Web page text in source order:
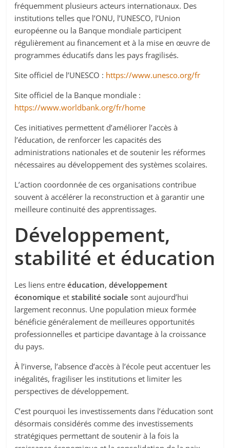
fréquemment plusieurs acteurs internationaux. Des
institutions telles que l’ONU, l’UNESCO, l’Union
européenne ou la Banque mondiale participent
régulièrement au financement et à la mise en œuvre de
programmes éducatifs dans les pays fragilisés.
Site officiel de l’UNESCO : https://www.unesco.org/fr
Site officiel de la Banque mondiale :
https://www.worldbank.org/fr/home
Ces initiatives permettent d’améliorer l’accès à
l’éducation, de renforcer les capacités des
administrations nationales et de soutenir les réformes
nécessaires au développement des systèmes scolaires.
L’action coordonnée de ces organisations contribue
souvent à accélérer la reconstruction et à garantir une
meilleure continuité des apprentissages.
Développement,
stabilité et éducation
Les liens entreéducation,développement
économique etstabilité sociale sont aujourd’hui
largement reconnus. Une population mieux formée
bénéficie généralement de meilleures opportunités
professionnelles et participe davantage à la croissance
du pays.
À l’inverse, l’absence d’accès à l’école peut accentuer les
inégalités, fragiliser les institutions et limiter les
perspectives de développement.
C’est pourquoi les investissements dans l’éducation sont
désormais considérés comme des investissements
stratégiques permettant de soutenir à la fois la